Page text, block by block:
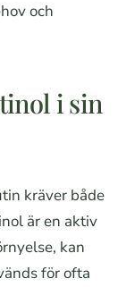
och
i sin
kräver både
är en aktiv
kan
för ofta